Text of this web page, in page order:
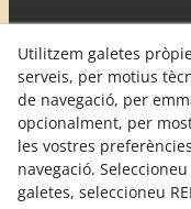
Utilitzem galetes
serveis, per motius
de navegació, per
opcionalment, per
les vostres
navegació.
galetes, seleccioneu